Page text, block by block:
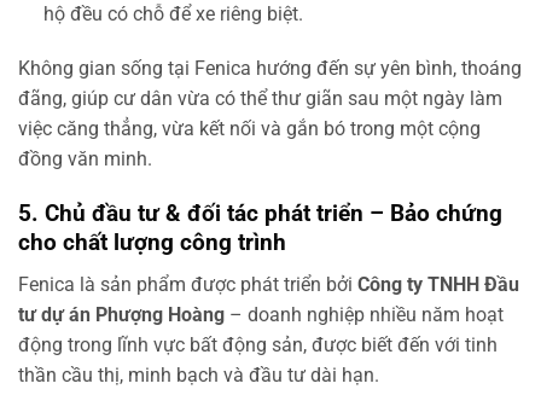
hộ đều có chỗ để xe riêng biệt.
Không gian sống tại Fenica hướng đến sự yên bình, thoáng
đãng, giúp cư dân vừa có thể thư giãn sau một ngày làm
việc căng thẳng, vừa kết nối và gắn bó trong một cộng
đồng văn minh.
5. Chủ đầu tư & đối tác phát triển – Bảo chứng
cho chất lượng công trình
Fenica là sản phẩm được phát triển bởi Công ty TNHH Đầu
tư dự án Phượng Hoàng – doanh nghiệp nhiều năm hoạt
động trong lĩnh vực bất động sản, được biết đến với tinh
thần cầu thị, minh bạch và đầu tư dài hạn.